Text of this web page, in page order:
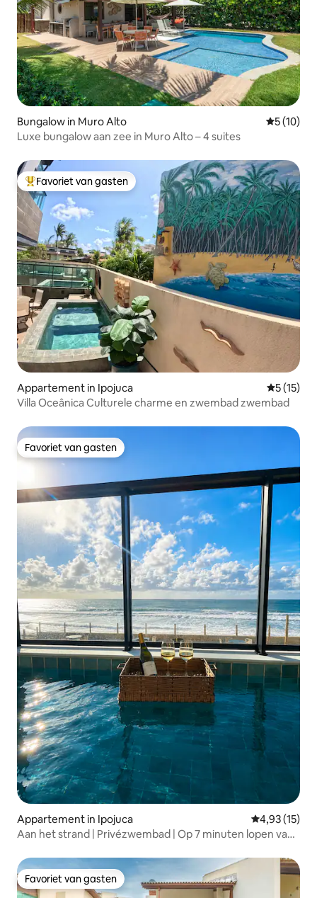
Bungalow in Muro Alto
5 (10)
Luxe bungalow aan zee in Muro Alto – 4 suites
Topfavoriet van gasten
Favoriet van gasten
Appartement in Ipojuca
5 (15)
Villa Oceânica Culturele charme en zwembad zwembad
Favoriet van gasten
Favoriet van gasten
Appartement in Ipojuca Gemiddelde
4,93 (15)
Aan het strand | Privézwembad | Op 7 minuten lopen van
Favoriet van gasten
Favoriet van gasten